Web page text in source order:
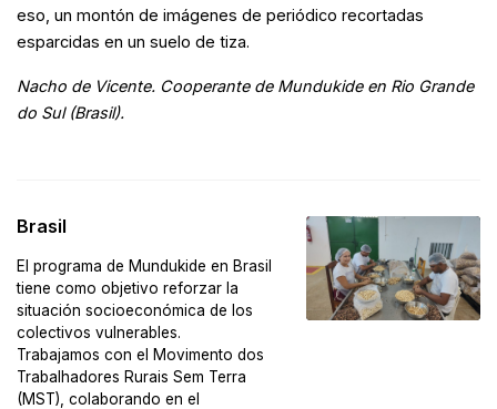
eso, un montón de imágenes de periódico recortadas
esparcidas en un suelo de tiza.
Nacho de Vicente. Cooperante de Mundukide en Rio Grande
do Sul (Brasil).
Brasil
El programa de Mundukide en Brasil
tiene como objetivo reforzar la
situación socioeconómica de los
colectivos vulnerables.
Trabajamos con el Movimento dos
Trabalhadores Rurais Sem Terra
(MST), colaborando en el